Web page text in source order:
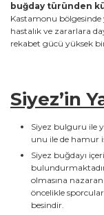
buğday türünden
Kastamonu bölgesinde
hastalık ve zararlara
rekabet gücü yüksek
Siyez’in
Siyez bulguru ile
unu ile de hamur
Siyez buğdayı
olmasına
öncelikle
besindir.